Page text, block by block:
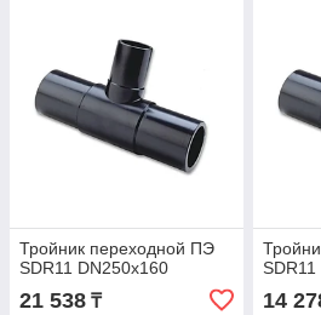
Тройник переходной ПЭ
SDR11 DN250х160
21 538 ₸ 14